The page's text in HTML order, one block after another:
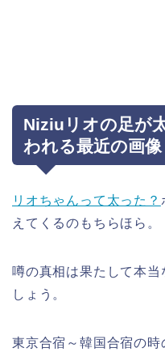
Niziuリオの足が
われる最近の画像
リオちゃんって太った？
えてくるのもちらほら。
噂の真相は果たして本当
しょう。
東京合宿～韓国合宿の時